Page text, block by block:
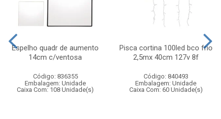
Espelho quadr de aumento
14cm c/ventosa
Código: 836355
Embalagem: Unidade
Caixa Com: 108 Unidade(s)
Pisca cortina 100led bco frio
2,5mx 40cm 127v 8f
Código: 840493
Embalagem: Unidade
Caixa Com: 60 Unidade(s)